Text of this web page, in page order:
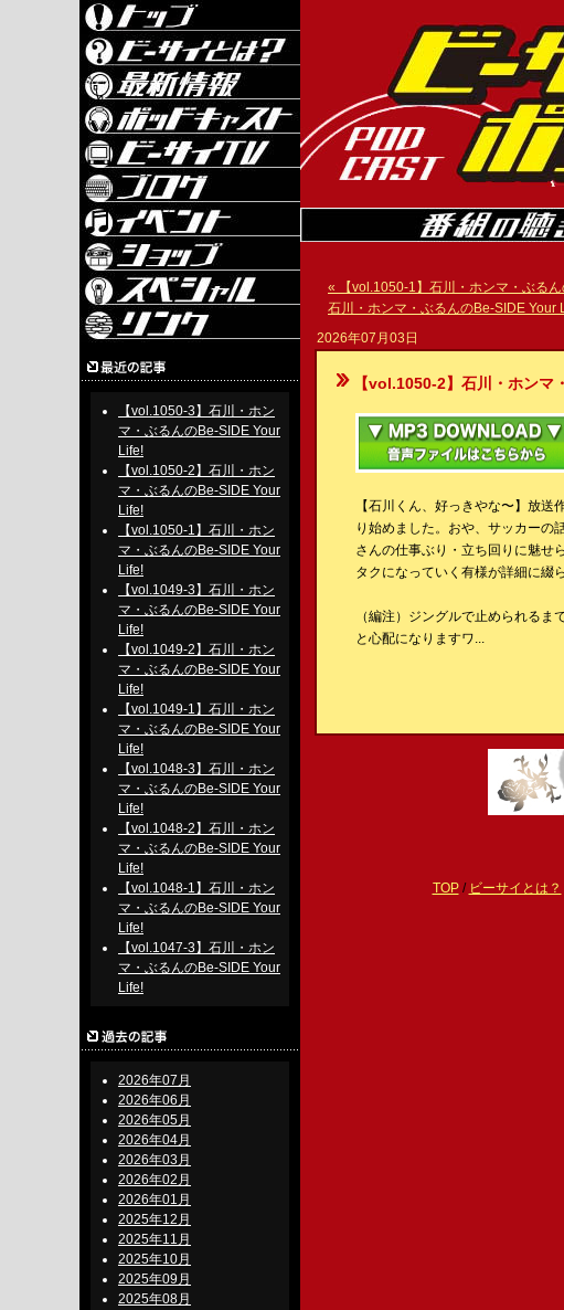
【vol.1050-3】石川・ホン
マ・ぶるんのBe-SIDE Your
Life!
【vol.1050-2】石川・ホン
マ・ぶるんのBe-SIDE Your
Life!
【vol.1050-1】石川・ホン
マ・ぶるんのBe-SIDE Your
Life!
【vol.1049-3】石川・ホン
マ・ぶるんのBe-SIDE Your
Life!
【vol.1049-2】石川・ホン
マ・ぶるんのBe-SIDE Your
Life!
【vol.1049-1】石川・ホン
マ・ぶるんのBe-SIDE Your
Life!
【vol.1048-3】石川・ホン
マ・ぶるんのBe-SIDE Your
Life!
【vol.1048-2】石川・ホン
マ・ぶるんのBe-SIDE Your
Life!
【vol.1048-1】石川・ホン
マ・ぶるんのBe-SIDE Your
Life!
【vol.1047-3】石川・ホン
マ・ぶるんのBe-SIDE Your
Life!
2026年07月
2026年06月
2026年05月
2026年04月
2026年03月
2026年02月
2026年01月
2025年12月
2025年11月
2025年10月
2025年09月
2025年08月
« 【vol.1050-1】石川・ホンマ・ぶる
石川・ホンマ・ぶるんのBe-SIDE Your
2026年07月03日
【vol.1050-2】石川・ホンマ
【石川くん、好っきやな〜】放
り始めました。おや、サッカーの
さんの仕事ぶり・立ち回りに魅せ
タクになっていく有様が詳細に綴
（編注）ジングルで止められる
と心配になりますワ...
TOP/ ビーサイとは？